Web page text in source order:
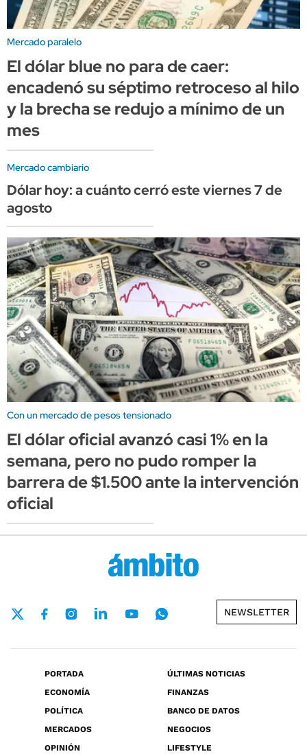
Mercado paralelo
El dólar blue no para de caer:
encadenó su séptimo retroceso al hilo
y la brecha se redujo a mínimo de un
mes
Mercado cambiario
Dólar hoy: a cuánto cerró este viernes 7 de
agosto
Con un mercado de pesos tensionado
El dólar oficial avanzó casi 1% en la
semana, pero no pudo romper la
barrera de $1.500 ante la intervención
oficial
NEWSLETTER
PORTADA
ÚLTIMAS NOTICIAS
ECONOMÍA
FINANZAS
POLÍTICA
BANCO DE DATOS
MERCADOS
NEGOCIOS
OPINIÓN
LIFESTYLE